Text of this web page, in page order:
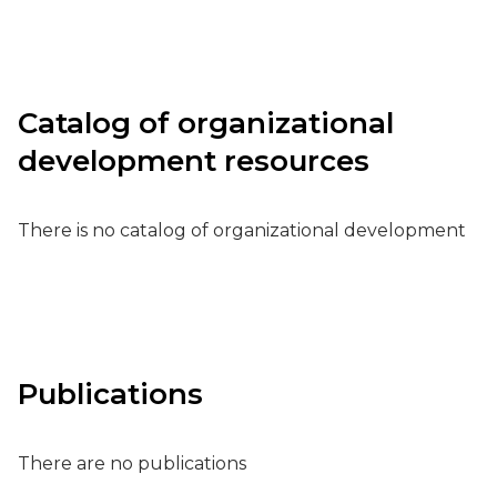
Catalog of organizational
development resources
There is no catalog of organizational development
Publications
There are no publications